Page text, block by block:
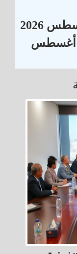
أسعار اللحوم اليوم الخميس 6 أغسطس